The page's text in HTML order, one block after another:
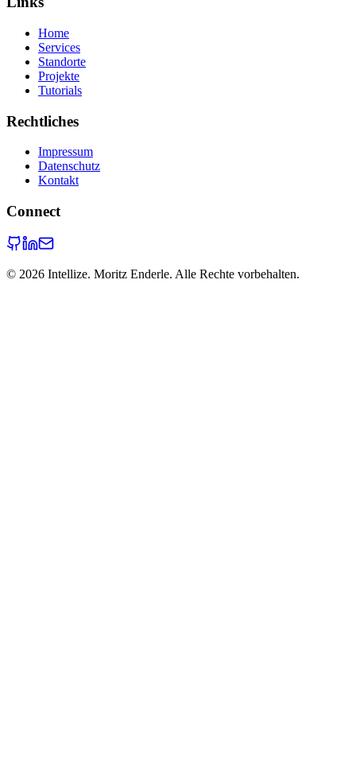
Home
Services
Standorte
Projekte
Tutorials
Rechtliches
Impressum
Datenschutz
Kontakt
Connect
© 2026 Intellize. Moritz Enderle. Alle Rechte vorbehalten.